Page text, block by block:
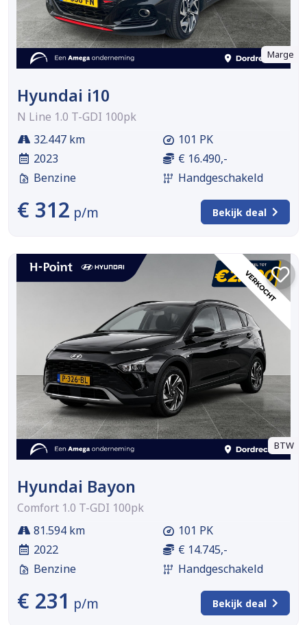
Marge
Hyundai i10
N Line 1.0 T-GDI 100pk
32.447 km
2023
Benzine
101 PK
€ 16.490,-
Handgeschakeld
€ 312 p/m Bekijk deal
BTW
Hyundai Bayon
Comfort 1.0 T-GDI 100pk
81.594 km
2022
Benzine
101 PK
€ 14.745,-
Handgeschakeld
€ 231 p/m Bekijk deal